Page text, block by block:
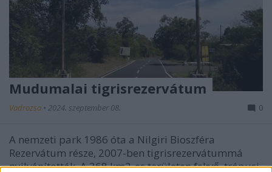
Mudumalai tigrisrezervátum
Vadrozsa • 2024. szeptember 08. 0
A nemzeti park 1986 óta a Nilgiri Bioszféra
Rezervátum része, 2007-ben tigrisrezervátummá
nyilvánították. A 368 km2-es területen fekvő, trópusi